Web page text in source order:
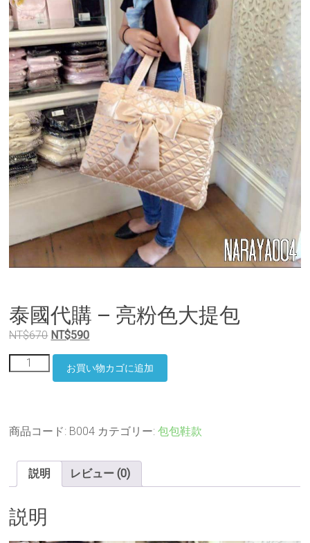
泰國代購 – 亮粉色大提包
NT$670 元
の
格
で
た。
NT$590現
在
の
価
NT$590
す。
泰
國
亮
提
個
お買い物カゴに追加
商品コード: B004 カテゴリー:包包鞋款
説明 レビュー (0)
説明